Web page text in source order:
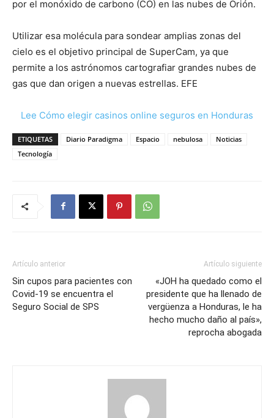
por el monóxido de carbono (CO) en las nubes de Orión.
Utilizar esa molécula para sondear amplias zonas del
cielo es el objetivo principal de SuperCam, ya que
permite a los astrónomos cartografiar grandes nubes de
gas que dan origen a nuevas estrellas. EFE
Lee Cómo elegir casinos online seguros en Honduras
ETIQUETAS Diario Paradigma Espacio nebulosa
Noticias
Tecnología
Artículo anterior
Sin cupos para pacientes con
Covid-19 se encuentra el
Seguro Social de SPS
Artículo siguiente
«JOH ha quedado como el
presidente que ha llenado de
vergüenza a Honduras, le ha
hecho mucho daño al país»,
reprocha abogada